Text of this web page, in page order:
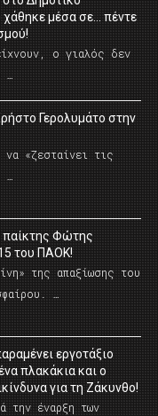
χάθηκε μέσα σε… πέντε
ο γιαλός δεν
Γερολυμάτο στην
«ζεσταίνει τις
παίκτης Φώτης
του ΠΑΟΚ!
της απαξίωσης του
…
εργοτάξιο
πλακάκια και ο
για τη Ζάκυνθο!
την έναρξη των